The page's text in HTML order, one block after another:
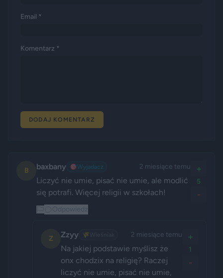
Email *
Komentarz *
DODAJ KOMENTARZ
B baxbany 🎯Wyjadacz 2 miesiące temu
Liczyć nie umie, pisać nie umie, ale modlić
się potrafi. Więcej religii w szkołach!
+
5
-
Z Zzyy 🌾 2 miesiące temu
Na jakiej podstawie myślisz że
onx chodzix na religię? Raczej
liczyć nie umie, pisać nie umie,
+
1
-